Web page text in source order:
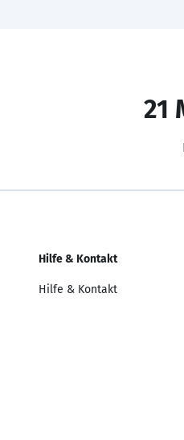
21
Hilfe & Kontakt
Hilfe & Kontakt